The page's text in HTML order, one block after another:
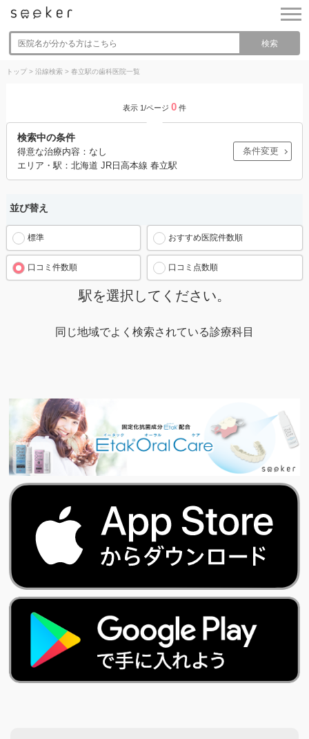
検索
トップ> 沿線検索> 春立駅の歯科医院一覧
表示 1/ページ 0 件
検索中の条件
得意な治療内容：なし
エリア・駅：北海道 JR日高本線 春立駅
条件変更
並び替え
標準 おすすめ医院件数順
口コミ件数順 口コミ点数順
駅を選択してください。
同じ地域でよく検索されている診療科目